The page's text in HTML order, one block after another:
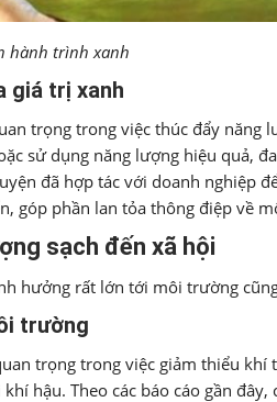
hành trình xanh
giá trị xanh
trọng trong việc thúc đẩy năng
sử dụng năng lượng hiệu quả,
đã hợp tác với doanh nghiệp
góp phần lan tỏa thông điệp về
sạch đến xã hội
hưởng rất lớn tới môi trường
trường
trọng trong việc giảm thiểu khí
hậu. Theo các báo cáo gần